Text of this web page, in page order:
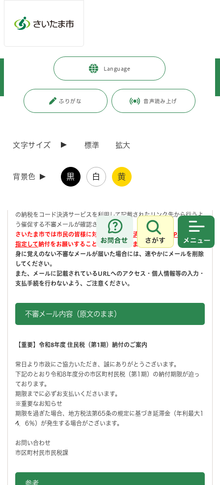
Language
ふりがな 音声読み上げ
文字サイズ 標準 拡大
背景色 黒 白 黄
お問合せ
さがす
暮らし・手続き > 保険・年金・税金
更新日付：2026年5月14日 / ページ番号：C130653
ールにご注意ください
不審メールが届く事例が確認されています
の納税をコード決済サービスを利用して記載されたリンク先から行うよ
う催促する不審メールが確認されています。
さいたま市では市民の皆様に対し、特定の決済アプリ（PayPay等）を
指定して納付をお願いすることは一切ございません。
身に覚えのない不審なメールが届いた場合には、速やかにメールを削除
してください。
また、メールに記載されているURLへのアクセス・個人情報等の入力・
支払手続を行わないよう、ご注意ください。
不審メール内容（原文のまま）
【重要】令和8年度 住民税（第1期）納付のご案内
常日より市政にご協力いただき、誠にありがとうございます。
下記のとおり令和8年度分の市区町村民税（第1期）の納付期限が迫っ
ております。
期限までに必ずお支払いくださいます。
※重要なお知らせ
期限を過ぎた場合、地方税法第65条の規定に基づき延滞金（年利最大1
4．6％）が発生する場合がございます。
お問い合わせ
市区町村民市民税課
参考